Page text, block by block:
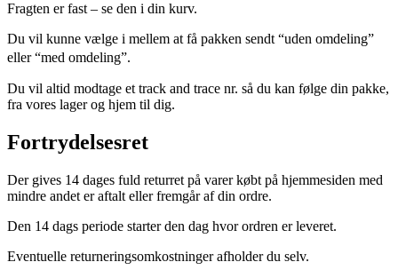
Fragten er fast – se den i din kurv.
Du vil kunne vælge i mellem at få pakken sendt “uden omdeling”
eller “med omdeling”.
Du vil altid modtage et track and trace nr. så du kan følge din pakke,
fra vores lager og hjem til dig.
Fortrydelsesret
Der gives 14 dages fuld returret på varer købt på hjemmesiden med
mindre andet er aftalt eller fremgår af din ordre.
Den 14 dags periode starter den dag hvor ordren er leveret.
Eventuelle returneringsomkostninger afholder du selv.